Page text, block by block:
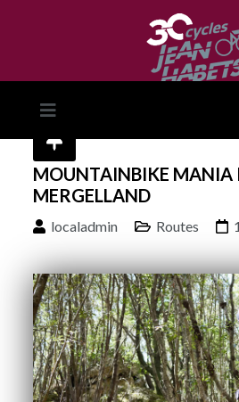
MOUNTAINBIKE MANIA
MERGELLAND
localadmin Routes